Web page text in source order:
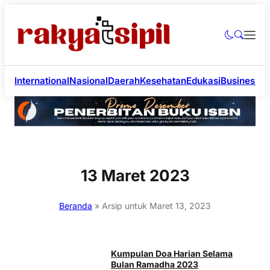
InternationalNasionalDaerahKesehatanEdukasiBusiness
13 Maret 2023
Beranda » Arsip untuk Maret 13, 2023
Kumpulan Doa Harian Selama
Bulan Ramadha 2023